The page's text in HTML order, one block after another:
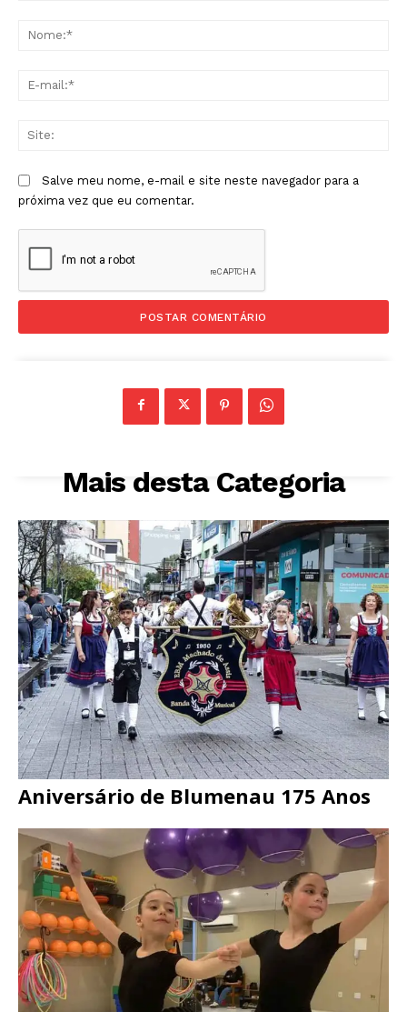
Salve meu nome, e-mail e site neste navegador para a
próxima vez que eu comentar.
Mais desta Categoria
Aniversário de Blumenau 175 Anos